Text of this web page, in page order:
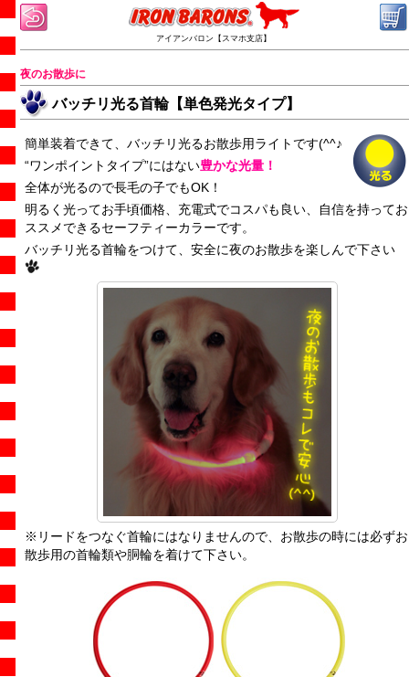
アイアンバロン【スマホ支店】
夜のお散歩に
バッチリ光る首輪【単色発光タイプ】
簡単装着できて、バッチリ光るお散歩用ライトです(^^♪
“ワンポイントタイプ”にはない豊かな光量！
全体が光るので長毛の子でもOK！
明るく光ってお手頃価格、充電式でコスパも良い、自信を持ってお
ススメできるセーフティーカラーです。
バッチリ光る首輪をつけて、安全に夜のお散歩を楽しんで下さい
※リードをつなぐ首輪にはなりませんので、お散歩の時には必ずお
散歩用の首輪類や胴輪を着けて下さい。